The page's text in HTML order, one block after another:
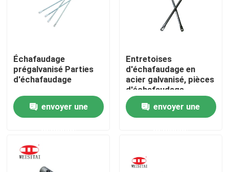
Contrôle de qualité
Nouvelles
Cas
Pièces d'échafaudage de cadre
Échafaudage
prégalvanisé Parties
d'échafaudage
envoyer une
Entretoises
d'échafaudage en
acier galvanisé, pièces
d'échafaudage
envoyer une